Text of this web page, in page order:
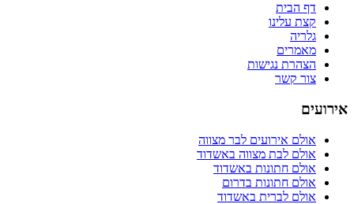
דף הבית
קצת עלינו
גלריה
מאמרים
הצהרת נגישות
צור קשר
אירועים
אולם אירועים לבר מצווה
אולם לבת מצווה באשדוד
אולם חתונות באשדוד
אולם חתונות בדרום
אולם לברית באשדוד